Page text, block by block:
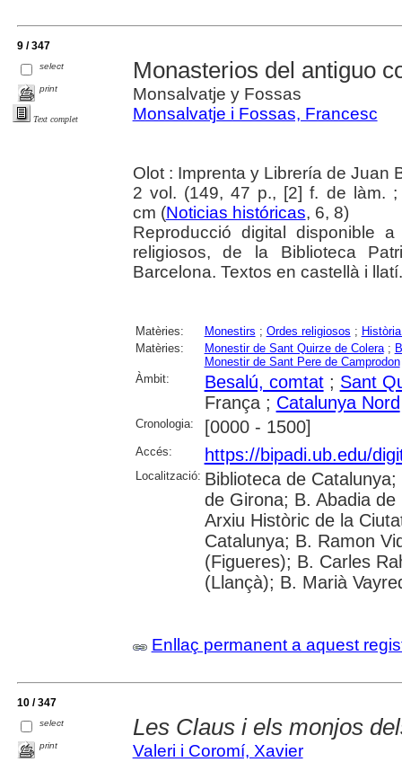
9 / 347
select
print
Text complet
Monasterios del antiguo
Monsalvatje y Fossas
Monsalvatje i Fossas, Francesc
Olot : Imprenta y Librería de Juan
2 vol. (149, 47 p., [2] f. de làm.
cm (Noticias históricas, 6, 8)
Reproducció digital disponible
religiosos, de la Biblioteca
Barcelona. Textos en castellà i llatí.
Matèries: Monestirs ; Ordes religiosos ;
Matèries:
Monestir de Sant Quirze de Colera;
Monestir de Sant Pere de Camprodon
Àmbit:
Besalú, comtat; Sant
França ; Catalunya Nord
Cronologia: [0000 - 1500]
Accés: https://bipadi.ub.edu/
Localització: Biblioteca de
de Girona; B. Abadia
Arxiu Històric de la
Catalunya; B. Ramon
(Figueres); B. Carles
(Llançà); B. Marià
Enllaç permanent a aquest
10 / 347
select
print
Les Claus i els monjos
Valeri i Coromí, Xavier